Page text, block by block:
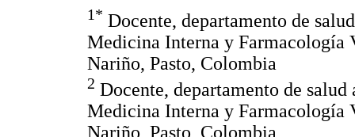
1* Docente, departamento de
Medicina Interna y Farmacología
Nariño, Pasto, Colombia
2 Docente, departamento de
Medicina Interna y Farmacología
Nariño, Pasto, Colombia